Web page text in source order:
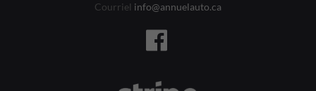
Courriel info@annuelauto.ca